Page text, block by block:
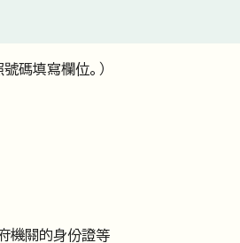
碼填寫欄位。）
機關的身份證等